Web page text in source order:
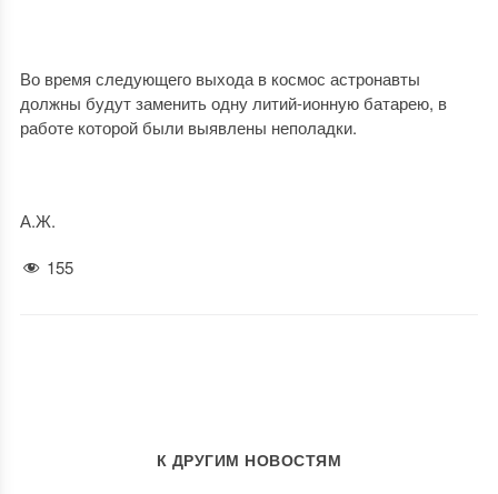
Во время следующего выхода в космос астронавты
должны будут заменить одну литий-ионную батарею, в
работе которой были выявлены неполадки.
А.Ж.
155
К ДРУГИМ НОВОСТЯМ